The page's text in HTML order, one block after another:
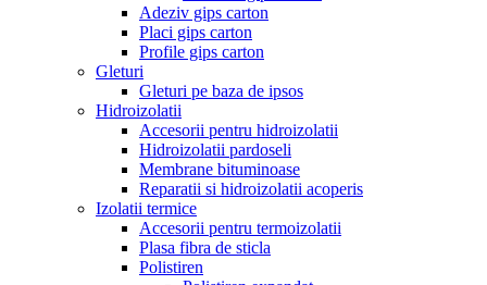
Adeziv gips carton
Placi gips carton
Profile gips carton
Gleturi
Gleturi pe baza de ipsos
Hidroizolatii
Accesorii pentru hidroizolatii
Hidroizolatii pardoseli
Membrane bituminoase
Reparatii si hidroizolatii acoperis
Izolatii termice
Accesorii pentru termoizolatii
Plasa fibra de sticla
Polistiren